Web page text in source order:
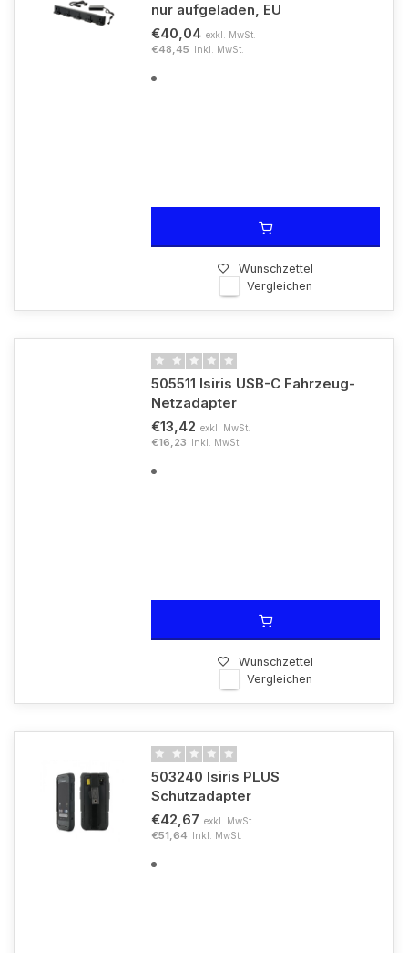
nur aufgeladen, EU
€40,04 exkl. MwSt.
€48,45 Inkl. MwSt.
Wunschzettel
Vergleichen
505511 Isiris USB-C Fahrzeug-
Netzadapter
€13,42 exkl. MwSt.
€16,23 Inkl. MwSt.
Wunschzettel
Vergleichen
503240 Isiris PLUS
Schutzadapter
€42,67 exkl. MwSt.
€51,64 Inkl. MwSt.